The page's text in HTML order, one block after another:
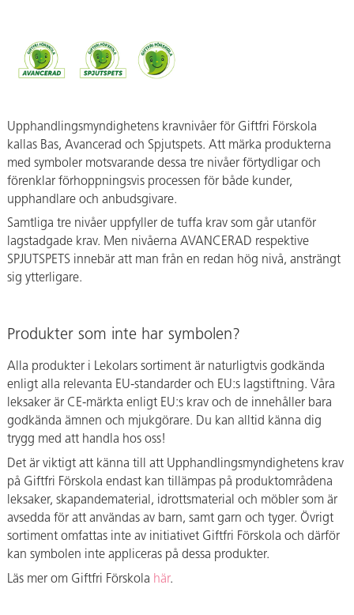
Upphandlingsmyndighetens kravnivåer för Giftfri Förskola
kallas Bas, Avancerad och Spjutspets. Att märka produkterna
med symboler motsvarande dessa tre nivåer förtydligar och
förenklar förhoppningsvis processen för både kunder,
upphandlare och anbudsgivare.
Samtliga tre nivåer uppfyller de tuffa krav som går utanför
lagstadgade krav. Men nivåerna AVANCERAD respektive
SPJUTSPETS innebär att man från en redan hög nivå, ansträngt
sig ytterligare.
Produkter som inte har symbolen?
Alla produkter i Lekolars sortiment är naturligtvis godkända
enligt alla relevanta EU-standarder och EU:s lagstiftning. Våra
leksaker är CE-märkta enligt EU:s krav och de innehåller bara
godkända ämnen och mjukgörare. Du kan alltid känna dig
trygg med att handla hos oss!
Det är viktigt att känna till att Upphandlingsmyndighetens krav
på Giftfri Förskola endast kan tillämpas på produktområdena
leksaker, skapandematerial, idrottsmaterial och möbler som är
avsedda för att användas av barn, samt garn och tyger. Övrigt
sortiment omfattas inte av initiativet Giftfri Förskola och därför
kan symbolen inte appliceras på dessa produkter.
Läs mer om Giftfri Förskola här.